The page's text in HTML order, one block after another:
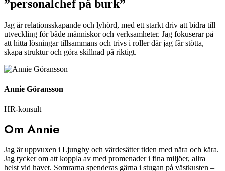
”personalchef på burk”
Jag är relationsskapande och lyhörd, med ett starkt driv att bidra till
utveckling för både människor och verksamheter. Jag fokuserar på
att hitta lösningar tillsammans och trivs i roller där jag får stötta,
skapa struktur och göra skillnad på riktigt.
Annie Göransson
HR-konsult
Om Annie
Jag är uppvuxen i Ljungby och värdesätter tiden med nära och kära.
Jag tycker om att koppla av med promenader i fina miljöer, allra
helst vid havet. Somrarna spenderas gärna i stugan på västkusten –